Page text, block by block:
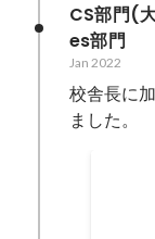
CS部門(
es部門
Jan 2022
校舎長に
ました。